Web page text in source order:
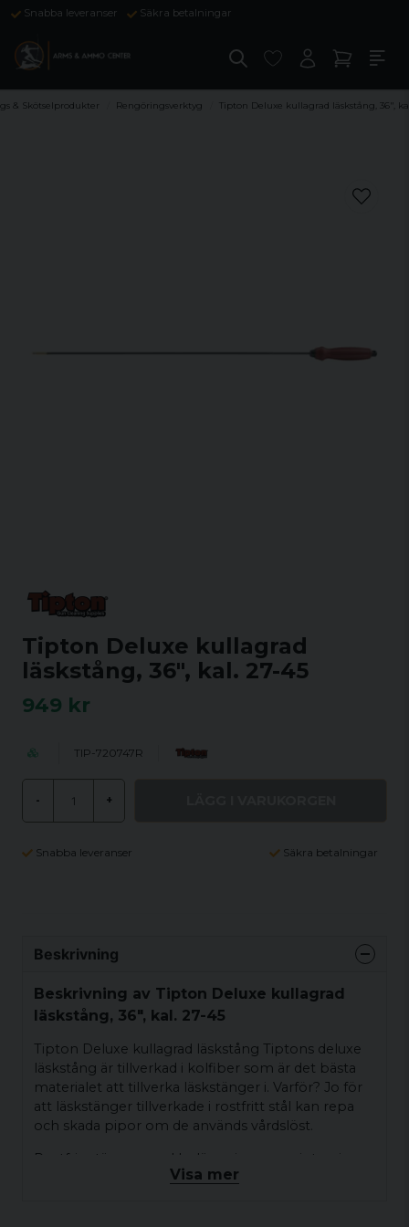
Snabba leveranser Säkra betalningar
& Skötselprodukter Rengöringsverktyg Tipton Deluxe kullagrad läskstång, 36",
Tipton Deluxe kullagrad
läskstång, 36", kal. 27-45
949 kr
TIP-720747R
- +
Snabba leveranser Säkra betalningar
Beskrivning
Beskrivning av Tipton Deluxe kullagrad
läskstång, 36", kal. 27-45
Tipton Deluxe kullagrad läskstång Tiptons deluxe
läskstång är tillverkad i kolfiber som är det bästa
materialet att tillverka läskstänger i. Varför? Jo för
att läskstänger tillverkade i rostfritt stål kan repa
och skada pipor om de används vårdslöst.
Rostfria stänger med beläggning repar inte pipan
men där fastnar skräp och partiklar viket blir som
Visa mer